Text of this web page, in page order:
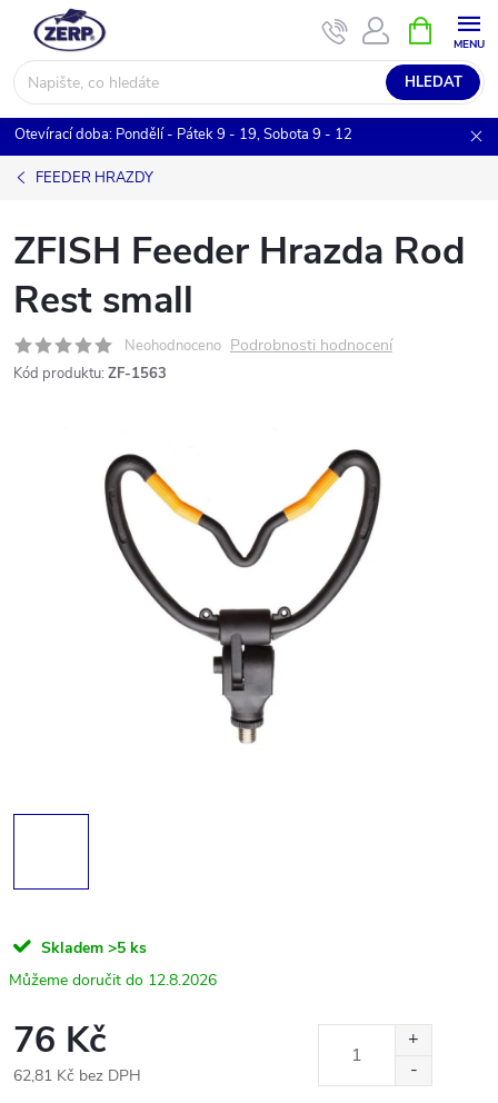
obsah
HLEDAT
NÁKUPNÍ
KOŠÍK
Otevírací doba: Pondělí - Pátek 9 - 19, Sobota 9 - 12
FEEDER HRAZDY
ZFISH Feeder Hrazda Rod
Rest small
Neohodnoceno Podrobnosti hodnocení
Kód produktu: ZF-1563
Skladem >5 ks
12.8.2026
76 Kč
62,81 Kč bez DPH